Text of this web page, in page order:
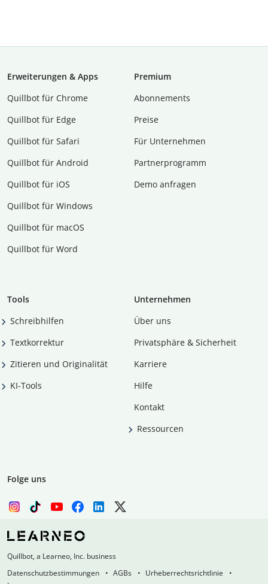
Erweiterungen & Apps
Quillbot für Chrome
Quillbot für Edge
Quillbot für Safari
Quillbot für Android
Quillbot für iOS
Quillbot für Windows
Quillbot für macOS
Quillbot für Word
Premium
Abon­ne­ments
Preise
Für Unternehmen
Partnerprogramm
Demo anfragen
Tools
Schreibhilfen
Textkorrektur
Zitieren und Originalität
KI-Tools
Unternehmen
Über uns
Privatsphäre & Sicherheit
Karriere
Hilfe
Kontakt
Ressourcen
Folge uns
Quillbot, a Learneo, Inc. business
Datenschutzbestimmungen
AGBs
Urheberrechtsrichtlinie